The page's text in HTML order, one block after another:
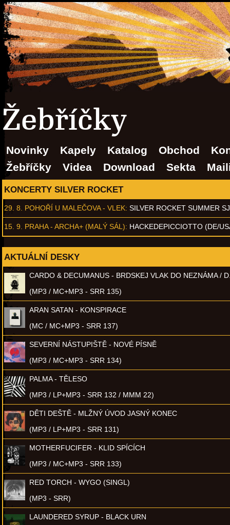
Žebříčky
Novinky Kapely Katalog Obchod
Žebříčky
Videa Download Sekta
KONCERTY SILVER ROCKET
29. 8. POHOŘÍ U MALEČOVA - VLEK: SILVER ROCKET SUMMER
15. 9. PRAHA - ARCHA+ (MALÝ SÁL): HACKEDEPICCIOTTO (DE/
AKTUÁLNÍ DESKY
CARDO & DECUMANUS - BRDSKEJ VLAK DO NEZNÁMA /
(MP3 / MC+MP3 - SRR 135)
ARAN SATAN - KONSPIRACE
(MC / MC+MP3 - SRR 137)
SEVERNÍ NÁSTUPIŠTĚ - NOVÉ PÍSNĚ
(MP3 / MC+MP3 - SRR 134)
PALMA - TĚLESO
(MP3 / LP+MP3 - SRR 132 / MMM 22)
DĚTI DEŠTĚ - MLŽNÝ ÚVOD JASNÝ KONEC
(MP3 / LP+MP3 - SRR 131)
MOTHERFUCIFER - KLID SPÍCÍCH
(MP3 / MC+MP3 - SRR 133)
RED TORCH - WYGO (SINGL)
(MP3 - SRR)
LAUNDERED SYRUP - BLACK URN